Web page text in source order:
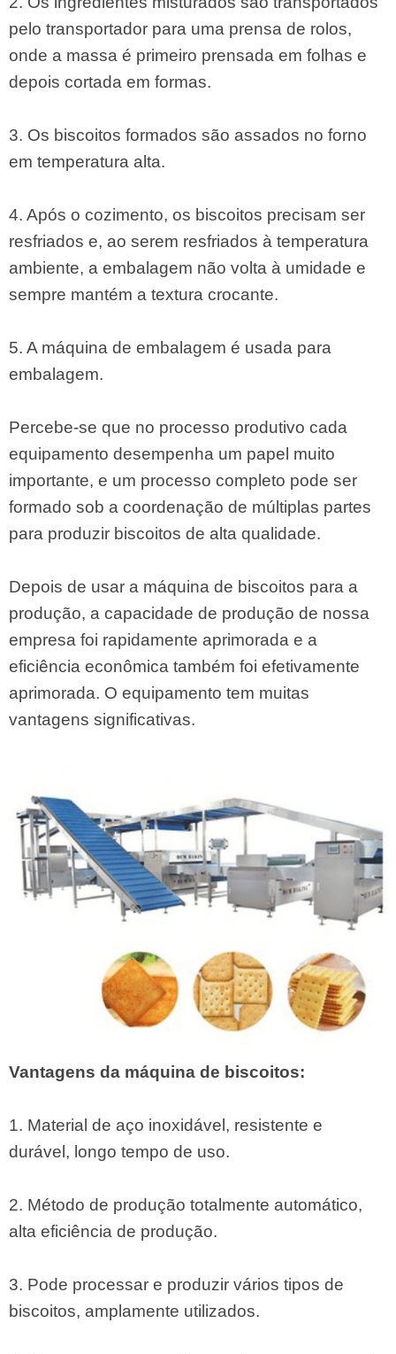
pelo transportador para uma prensa de rolos,
onde a massa é primeiro prensada em folhas e
depois cortada em formas.
3. Os biscoitos formados são assados ​​no forno
em temperatura alta.
4. Após o cozimento, os biscoitos precisam ser
resfriados e, ao serem resfriados à temperatura
ambiente, a embalagem não volta à umidade e
sempre mantém a textura crocante.
5. A máquina de embalagem é usada para
embalagem.
Percebe-se que no processo produtivo cada
equipamento desempenha um papel muito
importante, e um processo completo pode ser
formado sob a coordenação de múltiplas partes
para produzir biscoitos de alta qualidade.
Depois de usar a máquina de biscoitos para a
produção, a capacidade de produção de nossa
empresa foi rapidamente aprimorada e a
eficiência econômica também foi efetivamente
aprimorada. O equipamento tem muitas
vantagens significativas.
Vantagens da máquina de biscoitos:
1. Material de aço inoxidável, resistente e
durável, longo tempo de uso.
2. Método de produção totalmente automático,
alta eficiência de produção.
3. Pode processar e produzir vários tipos de
biscoitos, amplamente utilizados.